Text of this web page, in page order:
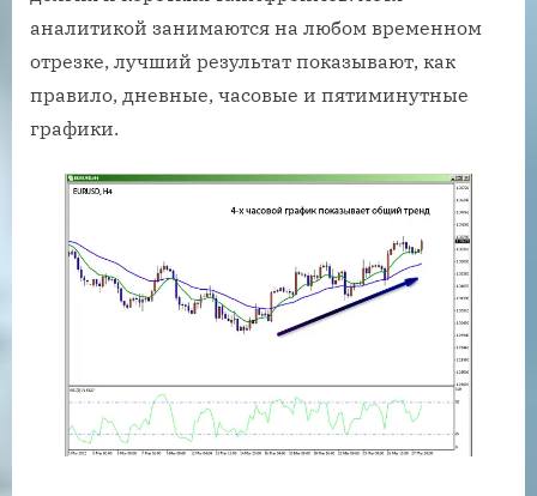
аналитикой занимаются на любом временном
отрезке, лучший результат показывают, как
правило, дневные, часовые и пятиминутные
графики.